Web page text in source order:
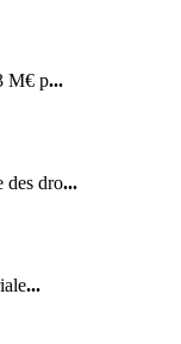
M€ p...
des dro...
...